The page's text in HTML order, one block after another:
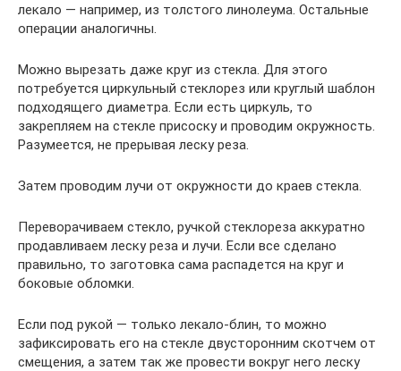
лекало — например, из толстого линолеума. Остальные
операции аналогичны.
Можно вырезать даже круг из стекла. Для этого
потребуется циркульный стеклорез или круглый шаблон
подходящего диаметра. Если есть циркуль, то
закрепляем на стекле присоску и проводим окружность.
Разумеется, не прерывая леску реза.
Затем проводим лучи от окружности до краев стекла.
Переворачиваем стекло, ручкой стеклореза аккуратно
продавливаем леску реза и лучи. Если все сделано
правильно, то заготовка сама распадется на круг и
боковые обломки.
Если под рукой — только лекало-блин, то можно
зафиксировать его на стекле двусторонним скотчем от
смещения, а затем так же провести вокруг него леску